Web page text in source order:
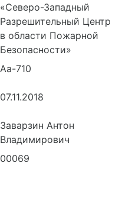
«Северо-Западный
Разрешительный Центр
в области Пожарной
Безопасности»
Аа-710
07.11.2018
Заварзин Антон
Владимирович
00069